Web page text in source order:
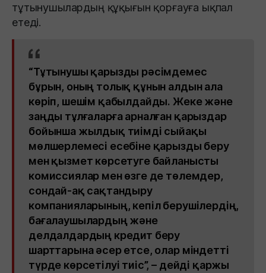
тұтынушылардың құқығын қорғауға ықпал
етеді.
“Тұтынушы қарызды рәсімдемес
бұрын, оның толық құнын алдын ала
көріп, шешім қабылдайды. Жеке және
заңды тұлғаларға арналған қарыздар
бойынша жылдық тиімді сыйақы
мөлшерлемесі есебіне қарызды беру
мен қызмет көрсетуге байланысты
комиссиялар мен өзге де төлемдер,
сондай-ақ сақтандыру
компанияларының, кепіл берушілердің,
бағалаушылардың және
делдалдардың кредит беру
шарттарына әсер етсе, олар міндетті
түрде көрсетілуі тиіс”, – дейді қаржы